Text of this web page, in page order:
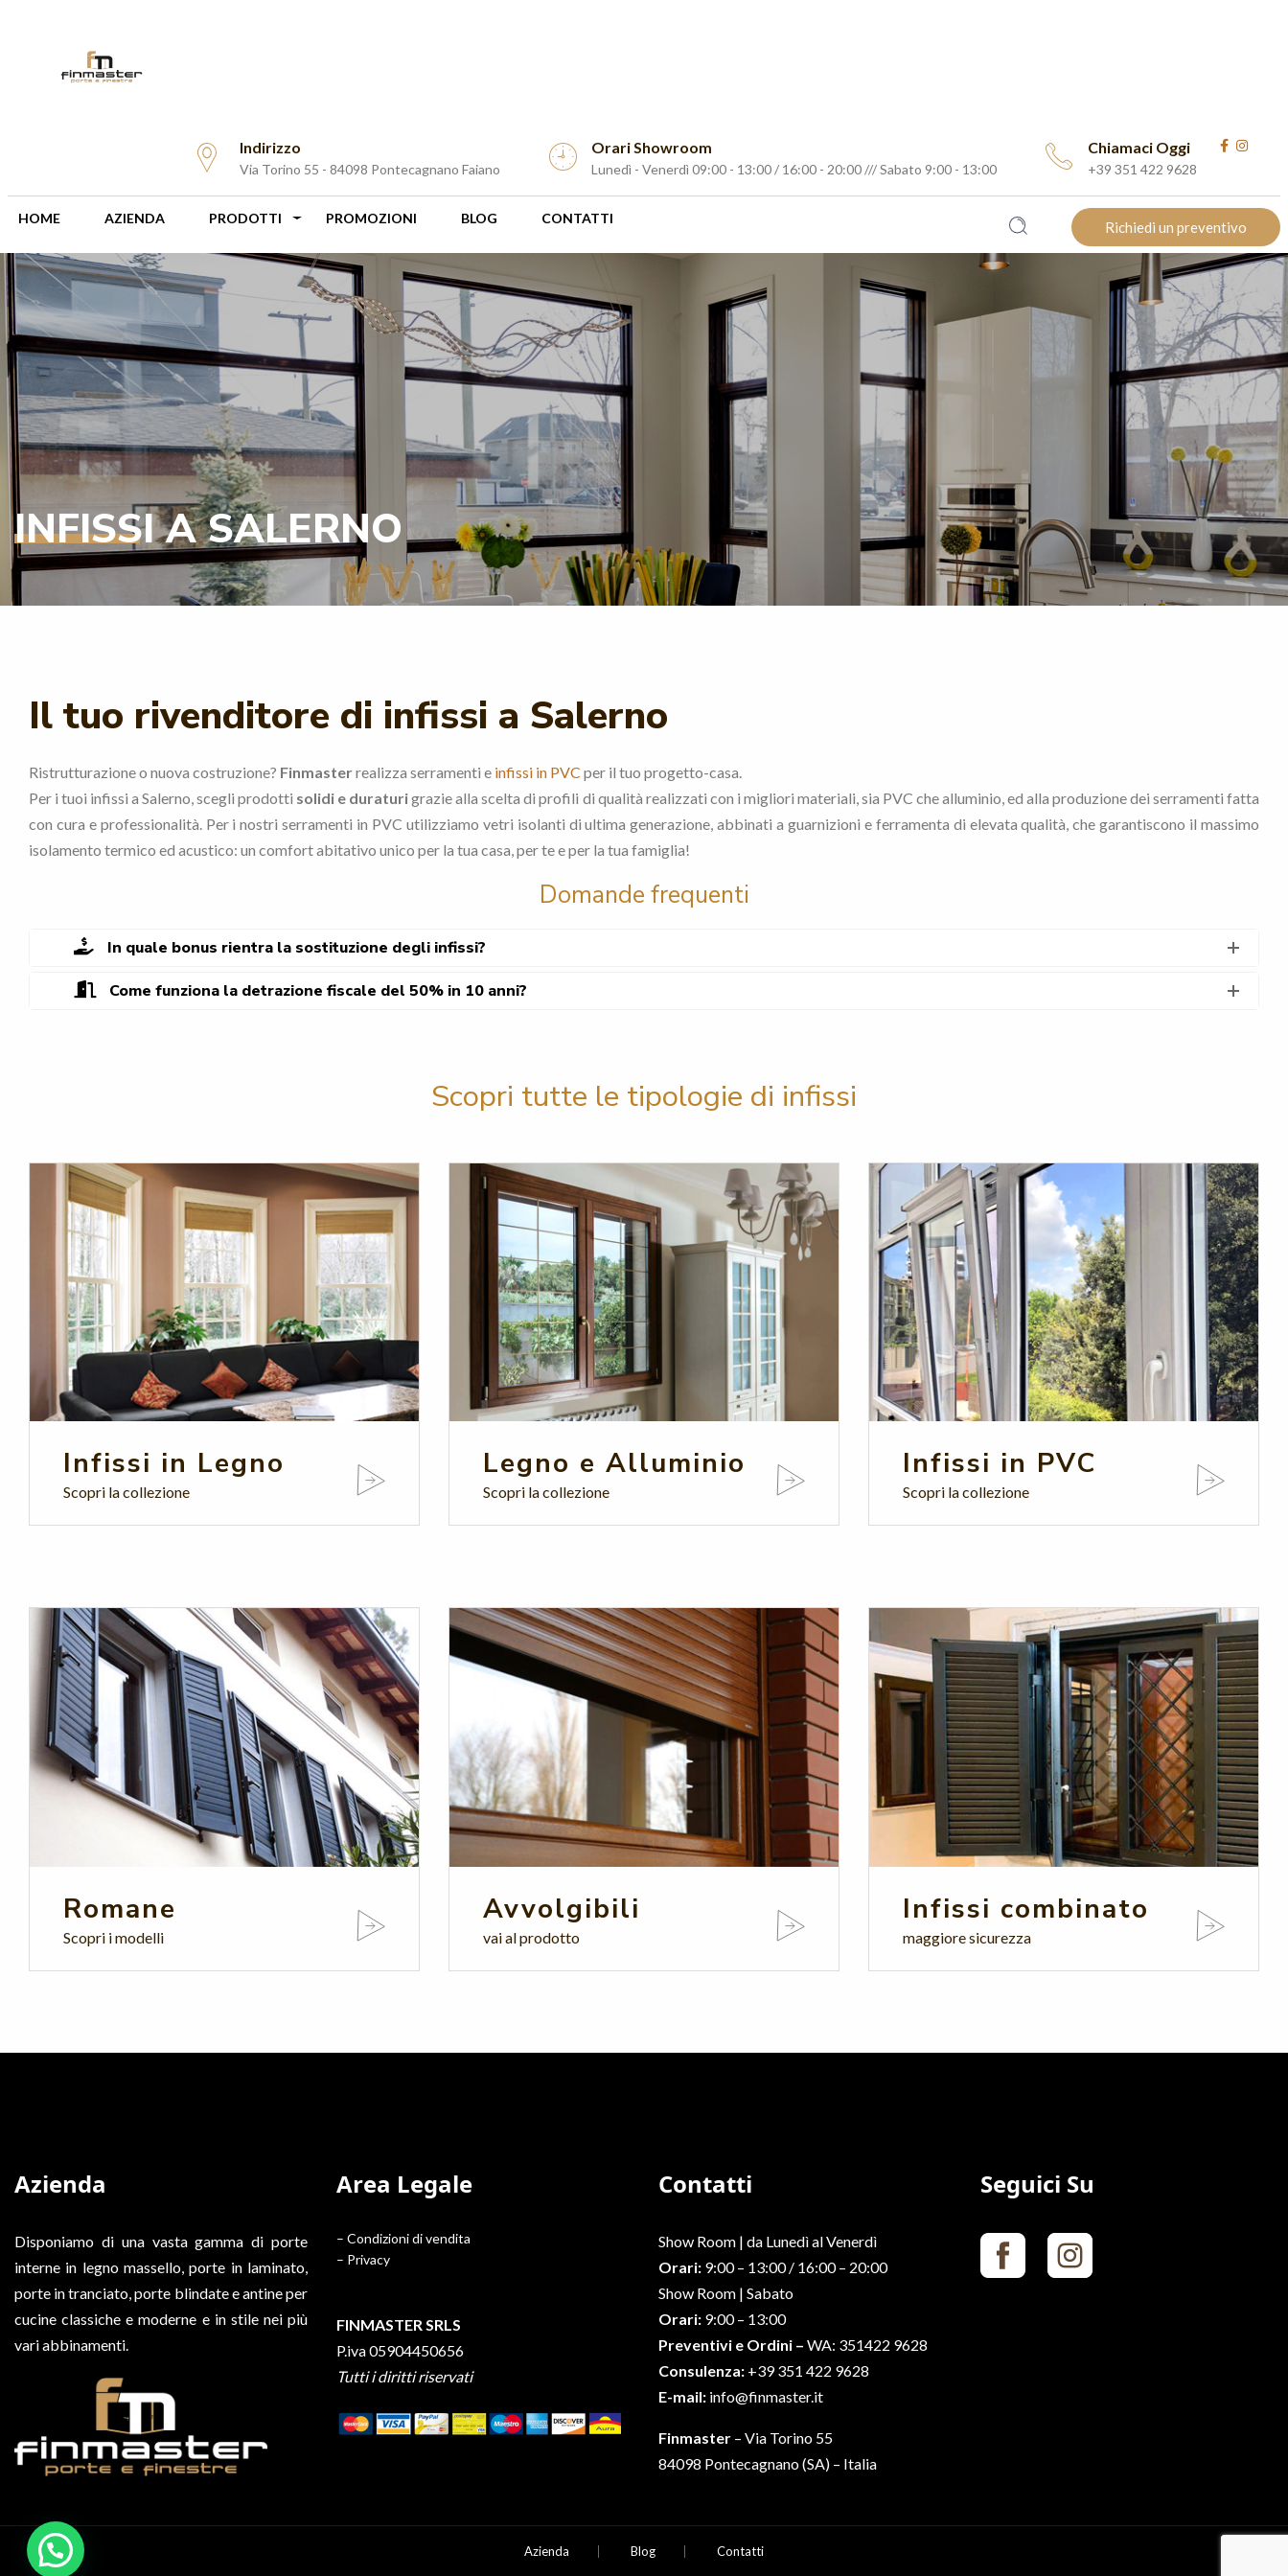
Indirizzo
Via Torino 55 - 84098 Pontecagnano Faiano
Orari Showroom
Lunedì - Venerdì 09:00 - 13:00 / 16:00 - 20:00 /// Sabato 9:00 - 13:00
Chiamaci Oggi
+39 351 422 9628
HOME AZIENDA PRODOTTI PROMOZIONI BLOG CONTATTI
Richiedi un preventivo
INFISSI A SALERNO
Il tuo rivenditore di infissi a Salerno
Ristrutturazione o nuova costruzione? Finmasterrealizza serramenti e infissi in PVC per il tuo progetto-casa.
Per i tuoi infissi a Salerno, scegli prodotti solidi e duraturigrazie alla scelta di profili di qualità realizzati con i migliori materiali, sia PVC che alluminio, ed alla produzione dei serramenti fatta
con cura e professionalità. Per i nostri serramenti in PVC utilizziamo vetri isolanti di ultima generazione, abbinati a guarnizioni e ferramenta di elevata qualità, che garantiscono il massimo
isolamento termico ed acustico: un comfort abitativo unico per la tua casa, per te e per la tua famiglia!
Domande frequenti
In quale bonus rientra la sostituzione degli infissi?
Come funziona la detrazione fiscale del 50% in 10 anni?
Scopri tutte le tipologie di infissi
Infissi in Legno
Scopri la collezione
Legno e Alluminio
Scopri la collezione
Infissi in PVC
Scopri la collezione
Romane
Scopri i modelli
Avvolgibili
vai al prodotto
Infissi combinato
maggiore sicurezza
Azienda
Disponiamo di una vasta gamma di porte
interne in legno massello, porte in laminato,
porte in tranciato, porte blindate e antine per
cucine classiche e moderne e in stile nei più
vari abbinamenti.
Area Legale
– Condizioni di vendita
– Privacy
FINMASTER SRLS
P.iva 05904450656
Tutti i diritti riservati
Contatti
Show Room | da Lunedì al Venerdì
Orari: 9:00 – 13:00 / 16:00 – 20:00
Show Room | Sabato
Orari: 9:00 – 13:00
Preventivi e Ordini – WA: 351422 9628
Consulenza: +39 351 422 9628
E-mail: info@finmaster.it
Finmaster – Via Torino 55
84098 Pontecagnano (SA) – Italia
Seguici Su
Azienda Blog Contatti